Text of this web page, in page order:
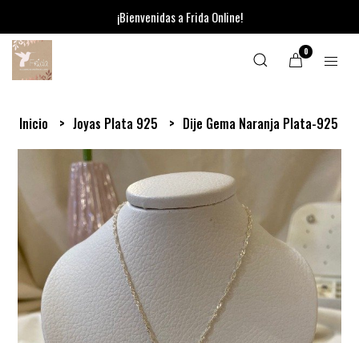
¡Bienvenidas a Frida Online!
0
Inicio Joyas Plata 925 Dije Gema Naranja Plata-925